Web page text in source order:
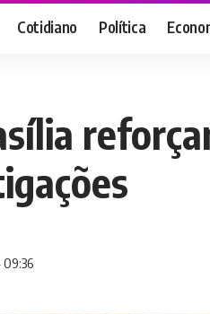
Cotidiano Política
09:36